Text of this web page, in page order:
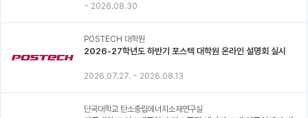
~ 2026.08.30
POSTECH 대학원
2026-27학년도 하반기 포스텍 대학원 온라인 설명회 실시
2026.07.27. ~ 2026.08.13
단국대학교 탄소중립에너지소재연구실